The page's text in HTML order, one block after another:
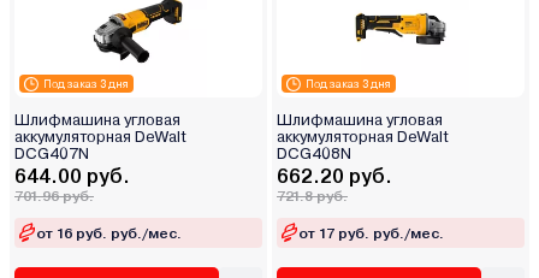
Под заказ 3 дня
Шлифмашина угловая
аккумуляторная DeWalt
DCG407N
644.00 руб.
701.96 руб.
от 16 руб. руб./мес.
Под заказ 3 дня
Шлифмашина угловая
аккумуляторная DeWalt
DCG408N
662.20 руб.
721.8 руб.
от 17 руб. руб./мес.